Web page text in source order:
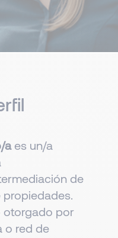
aes un/a
de
otorgado por
o red de